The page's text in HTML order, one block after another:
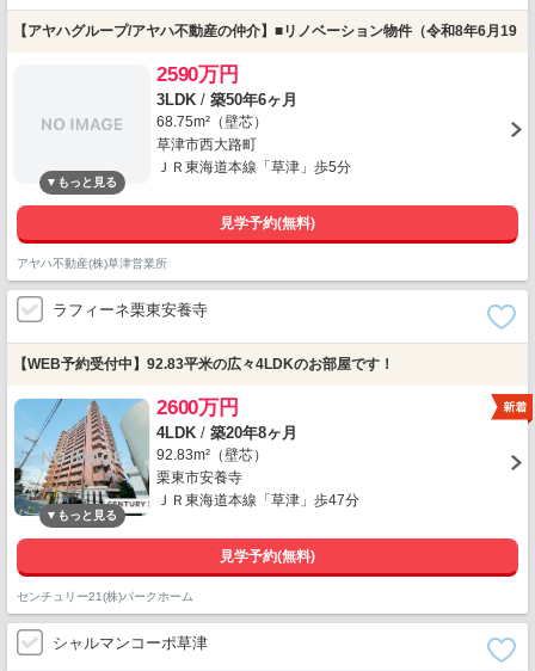
【アヤハグループ/アヤハ不動産の仲介】■リノベーション物件（令和8年6月19
2590万円
3LDK / 築50年6ヶ月
68.75m²（壁芯）
草津市西大路町
ＪＲ東海道本線「草津」歩5分
見学予約(無料)
アヤハ不動産(株)草津営業所
ラフィーネ栗東安養寺
【WEB予約受付中】92.83平米の広々4LDKのお部屋です！
2600万円
4LDK / 築20年8ヶ月
92.83m²（壁芯）
栗東市安養寺
ＪＲ東海道本線「草津」歩47分
見学予約(無料)
センチュリー21(株)パークホーム
シャルマンコーポ草津